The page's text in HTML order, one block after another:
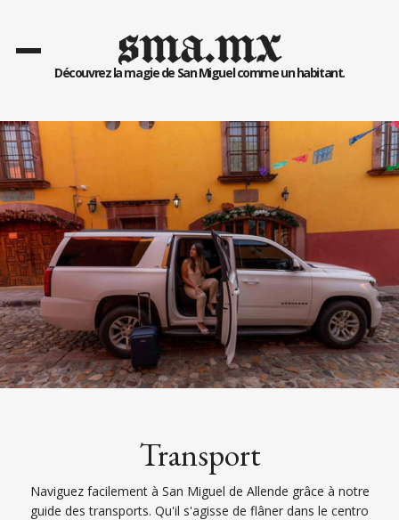
sma.mx
Découvrez la magie de San Miguel comme un habitant.
Transport
Naviguez facilement à San Miguel de Allende grâce à notre
guide des transports. Qu'il s'agisse de flâner dans le centro